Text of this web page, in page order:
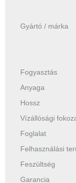
Gyártó / márka
Fogyasztás
Anyaga
Hossz
Vízállósági
Foglalat
Felhasználási
Feszültség
Garancia